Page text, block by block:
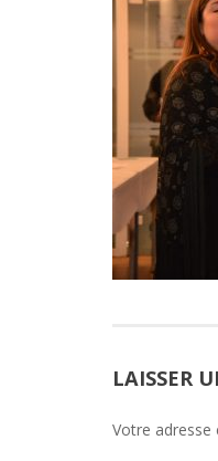
LAISSER
Votre adresse